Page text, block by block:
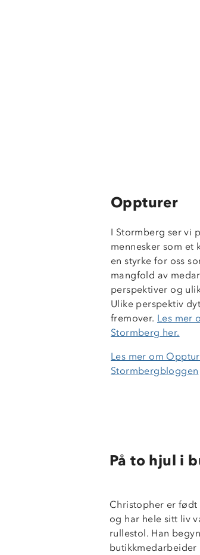
Oppturer
I Stormberg ser vi
mennesker som et
en styrke for oss
mangfold av
perspektiver og
Ulike perspektiv
fremover. Les mer
Stormberg her.
Les mer om
Stormbergbloggen
På to hjul i
Christopher er
og har hele sitt liv
rullestol. Han
butikkmedarbeider